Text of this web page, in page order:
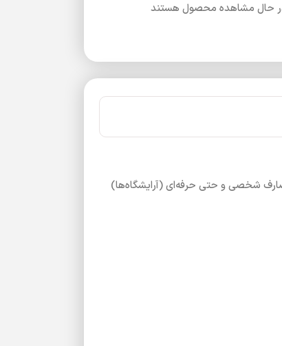
حال مشاهده محصول هستند
شخصی و حتی حرفه‌ای (آرایشگاه‌ها)